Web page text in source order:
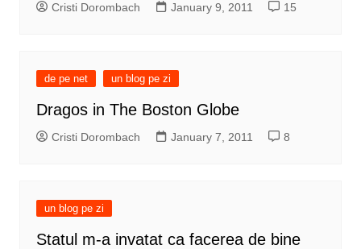
Cristi Dorombach January 9, 2011 15
de pe net un blog pe zi
Dragos in The Boston Globe
Cristi Dorombach January 7, 2011 8
un blog pe zi
Statul m-a invatat ca facerea de bine